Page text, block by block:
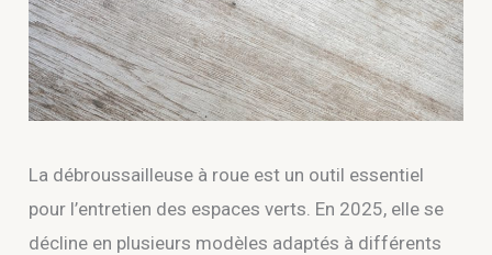
La débroussailleuse à roue est un outil essentiel
pour l’entretien des espaces verts. En 2025, elle se
décline en plusieurs modèles adaptés à différents